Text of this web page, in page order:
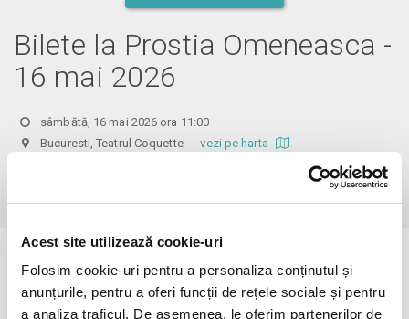
Acest site utilizează cookie-uri
Folosim cookie-uri pentru a personaliza conținutul și
anunțurile, pentru a oferi funcții de rețele sociale și pentru
a analiza traficul. De asemenea, le oferim partenerilor de
Bilete la Prostia Omeneasca -
16 mai 2026
sâmbătă, 16 mai 2026 ora 11:00
Bucuresti, Teatrul Coquettevezi pe harta
Dupa ora inceperii reprezentatiei biletele isi pierd valabilitatea, iar